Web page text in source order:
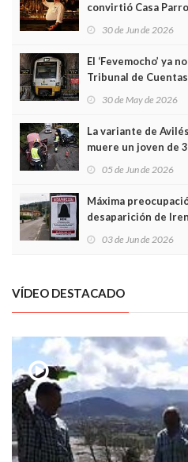
convirtió Casa
Asturias en Madrid
30 de Jun de 2026
El ‘Fevemocho’ ya
Tribunal de
sobrecoste de los
30 de May de 2026
La variante de
muere un joven de
frontal
05 de Jun de 2026
Máxima
desaparición de
03 de Jun de 2026
VÍDEO DESTACADO